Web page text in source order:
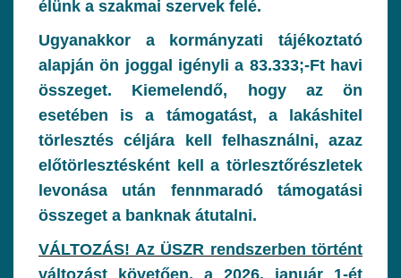
élünk a szakmai szervek felé.
Ugyanakkor a kormányzati tájékoztató
alapján ön joggal igényli a 83.333;-Ft havi
összeget. Kiemelendő, hogy az ön
esetében is a támogatást, a lakáshitel
törlesztés céljára kell felhasználni, azaz
előtörlesztésként kell a törlesztőrészletek
levonása után fennmaradó támogatási
összeget a banknak átutalni.
VÁLTOZÁS! Az ÜSZR rendszerben történt